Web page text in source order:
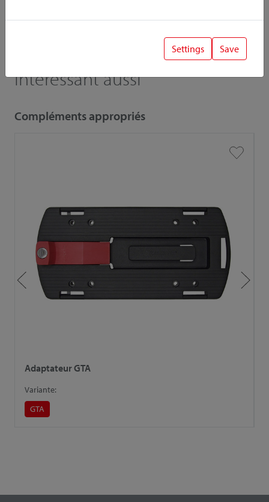
Intéressant aussi
Compléments appropriés
Adaptateur GTA
Variante:
GTA
Settings Save